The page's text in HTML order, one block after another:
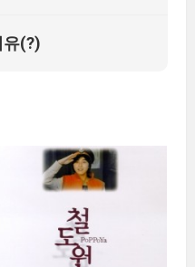
유(?)